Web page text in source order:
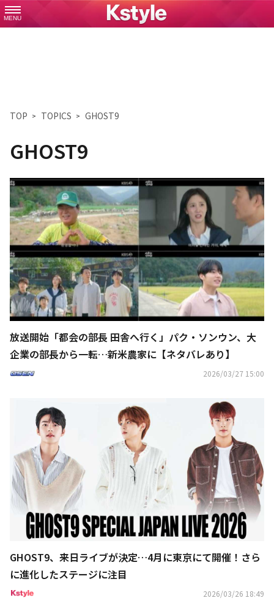
MENU
TOP TOPICS GHOST9
GHOST9
放送開始「都会の部長 田舎へ行く」パク・ソンウン、大
企業の部長から一転…新米農家に【ネタバレあり】
2026/03/27 15:00
GHOST9、来日ライブが決定…4月に東京にて開催！さら
に進化したステージに注目
2026/03/26 18:49